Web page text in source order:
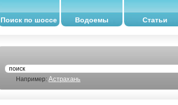
Поиск по шоссе Водоемы Статьи
Например: Астрахань